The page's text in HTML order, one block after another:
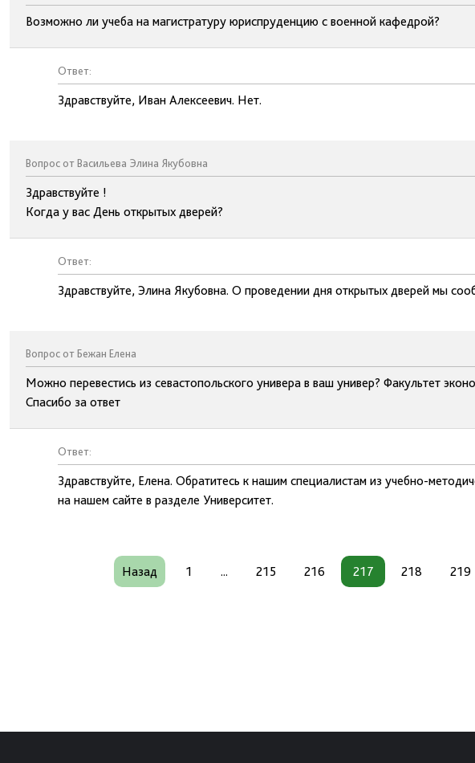
Возможно ли учеба на магистратуру юриспруденцию с военной кафедрой?
Ответ:
Здравствуйте, Иван Алексеевич. Нет.
Вопрос от Васильева Элина Якубовна
Здравствуйте !
Когда у вас День открытых дверей?
Ответ:
Здравствуйте, Элина Якубовна. О проведении дня открытых дверей мы
Вопрос от Бежан Елена
Можно перевестись из севастопольского универа в ваш универ? Факультет
Спасибо за ответ
Ответ:
Здравствуйте, Елена. Обратитесь к нашим специалистам из учебно-
на нашем сайте в разделе Университет.
Назад 1 ... 215 216 217 218 219